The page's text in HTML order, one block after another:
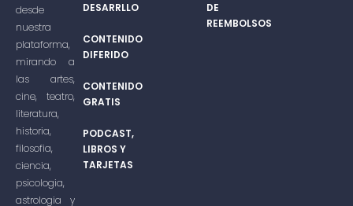
desde
nuestra
plataforma,
mirando a
las artes,
cine, teatro,
literatura,
historia,
filosofia,
ciencia,
psicologia,
astrologia y
DESARRLLO
CONTENIDO
DIFERIDO
CONTENIDO
GRATIS
PODCAST,
LIBROS Y
TARJETAS
DE
REEMBOLSOS